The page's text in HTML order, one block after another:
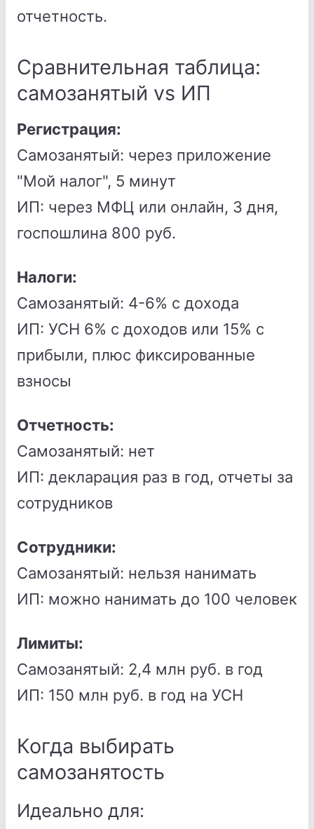
отчетность.
Сравнительная таблица:
самозанятый vs ИП
Регистрация:
Самозанятый: через приложение
"Мой налог", 5 минут
ИП: через МФЦ или онлайн, 3 дня,
госпошлина 800 руб.
Налоги:
Самозанятый: 4-6% с дохода
ИП: УСН 6% с доходов или 15% с
прибыли, плюс фиксированные
взносы
Отчетность:
Самозанятый: нет
ИП: декларация раз в год, отчеты за
сотрудников
Сотрудники:
Самозанятый: нельзя нанимать
ИП: можно нанимать до 100 человек
Лимиты:
Самозанятый: 2,4 млн руб. в год
ИП: 150 млн руб. в год на УСН
Когда выбирать
самозанятость
Идеально для: